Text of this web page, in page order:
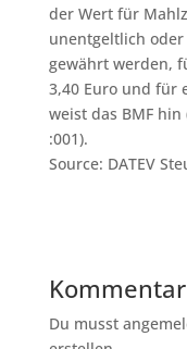
der Wert für
unentgeltlich
gewährt werden,
3,40 Euro und für
weist das BMF hin
:001).
Source: DATEV
Du musst